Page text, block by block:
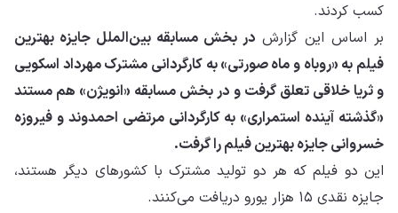
کسب کردند.
بر اساس این گزارش در بخش مسابقه بین‌الملل جایزه بهترین
فیلم به «روباه و ماه صورتی» به کارگردانی مشترک مهرداد اسکویی
و ثریا خلاقی تعلق گرفت و در بخش مسابقه «انویژن» هم مستند
«گذشته آینده استمراری» به کارگردانی مرتضی احمدوند و فیروزه
خسروانی جایزه بهترین فیلم را گرفت.
این دو فیلم که هر دو تولید مشترک با کشورهای دیگر هستند،
جایزه نقدی ۱۵ هزار یورو دریافت می‌کنند.